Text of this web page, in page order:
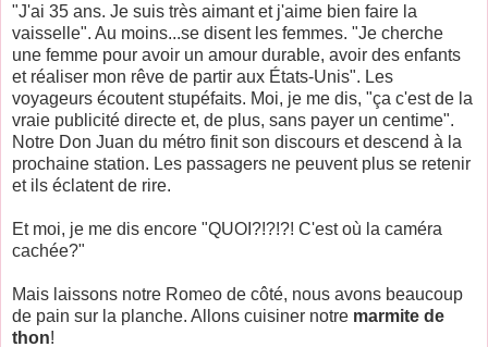
"J'ai 35 ans. Je suis très aimant et j'aime bien faire la
vaisselle". Au moins...se disent les femmes. "Je cherche
une femme pour avoir un amour durable, avoir des enfants
et réaliser mon rêve de partir aux États-Unis". Les
voyageurs écoutent stupéfaits. Moi, je me dis, "ça c'est de la
vraie publicité directe et, de plus, sans payer un centime".
Notre Don Juan du métro finit son discours et descend à la
prochaine station. Les passagers ne peuvent plus se retenir
et ils éclatent de rire.
Et moi, je me dis encore "QUOI?!?!?! C'est où la caméra
cachée?"
Mais laissons notre Romeo de côté, nous avons beaucoup
de pain sur la planche. Allons cuisiner notre marmite de
thon!